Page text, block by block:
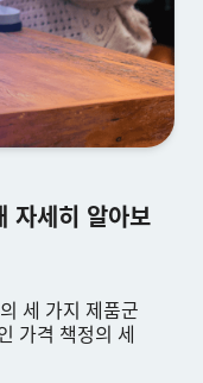
자세히 알아보
세 가지 제품군
가격 책정의 세